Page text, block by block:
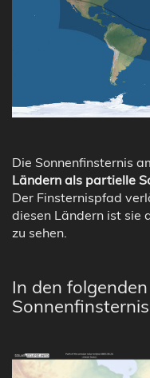
Die Sonnenfinsternis
Ländern als partielle
Der Finsternispfad
diesen Ländern ist sie
zu sehen.
In den